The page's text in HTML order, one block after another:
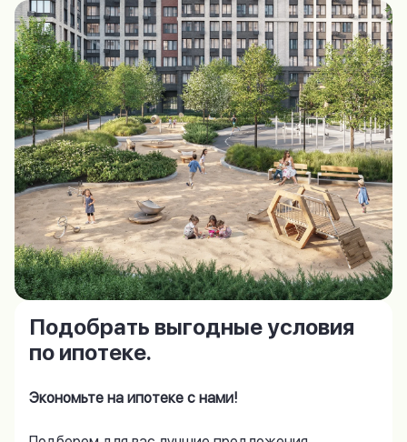
Подобрать выгодные условия
по ипотеке.
Экономьте на ипотеке с нами!